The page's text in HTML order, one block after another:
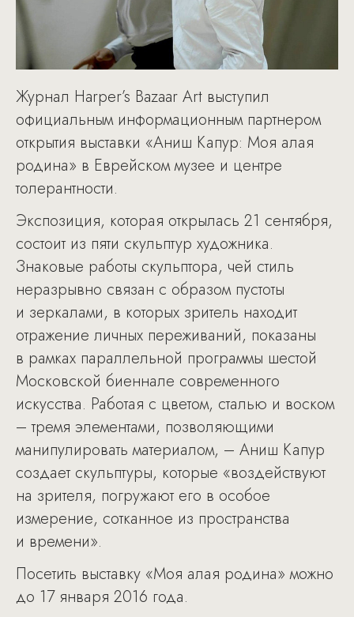
Журнал Harper’s Bazaar Art выступил
официальным информационным партнером
открытия выставки «Аниш Капур: Моя алая
родина» в Еврейском музее и центре
толерантности.
Экспозиция, которая открылась 21 сентября,
состоит из пяти скульптур художника.
Знаковые работы скульптора, чей стиль
неразрывно связан с образом пустоты
и зеркалами, в которых зритель находит
отражение личных переживаний, показаны
в рамках параллельной программы шестой
Московской биеннале современного
искусства. Работая с цветом, сталью и воском
– тремя элементами, позволяющими
манипулировать материалом, – Аниш Капур
создает скульптуры, которые «воздействуют
на зрителя, погружают его в особое
измерение, сотканное из пространства
и времени».
Посетить выставку «Моя алая родина» можно
до 17 января 2016 года.